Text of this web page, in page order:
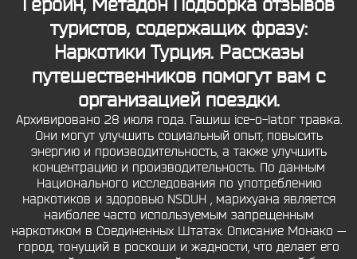
Героин, Метадон Подборка отзывов
туристов, содержащих фразу:
Наркотики Турция. Рассказы
путешественников помогут вам с
организацией поездки.
Архивировано 28 июля года. Гашиш ice-o-lator травка.
Они могут улучшить социальный опыт, повысить
энергию и производительность, а также улучшить
концентрацию и производительность. По данным
Национального исследования по употреблению
наркотиков и здоровью NSDUH , марихуана является
наиболее часто используемым запрещенным
наркотиком в Соединенных Штатах. Описание Монако —
город, тонущий в роскоши и жадности, что делает его